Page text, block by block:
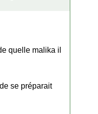
quelle malika il
se préparait